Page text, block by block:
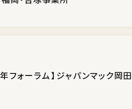
フォーラム】ジャパンマック岡